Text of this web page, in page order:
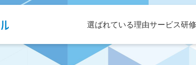
選ばれている理由サービス研